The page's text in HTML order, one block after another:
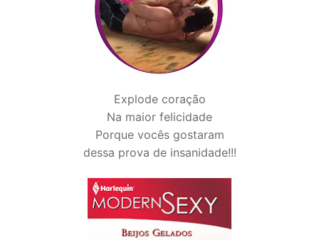
Explode coração
Na maior felicidade
Porque vocês gostaram
dessa prova de insanidade!!!